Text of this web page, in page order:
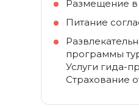
Размещение в
Питание
программы
Услуги гида-
Страхование